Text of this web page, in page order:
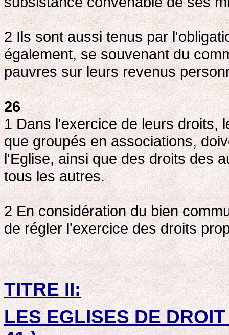
2 Ils sont aussi tenus par
également, se souvenant du
pauvres sur leurs revenus
26
1 Dans l'exercice de leurs droits,
que groupés en associations,
l'Eglise, ainsi que des droits des
tous les autres.
2 En considération du bien
de régler l'exercice des droits
TITRE II:
LES EGLISES DE